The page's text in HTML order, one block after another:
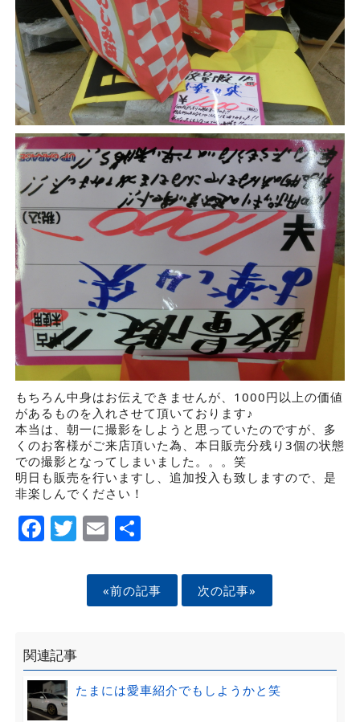
もちろん中身はお伝えできませんが、1000円以上の価値
があるものを入れさせて頂いております♪
本当は、朝一に撮影をしようと思っていたのですが、多
くのお客様がご来店頂いた為、本日販売分残り3個の状態
での撮影となってしまいました。。。笑
明日も販売を行いますし、追加投入も致しますので、是
非楽しんでください！
Facebook
Twitter
EmailShare
«前の記事 次の記事»
関連記事
たまには愛車紹介でもしようかと笑